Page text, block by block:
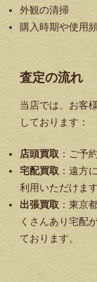
外観の清掃
購入時期や使用
査定の流れ
当店では、お客
しております：
店頭買取 ：ご予
宅配買取 ：遠方
利用いただけま
出張買取 ：東京
くさんあり宅配
ております。